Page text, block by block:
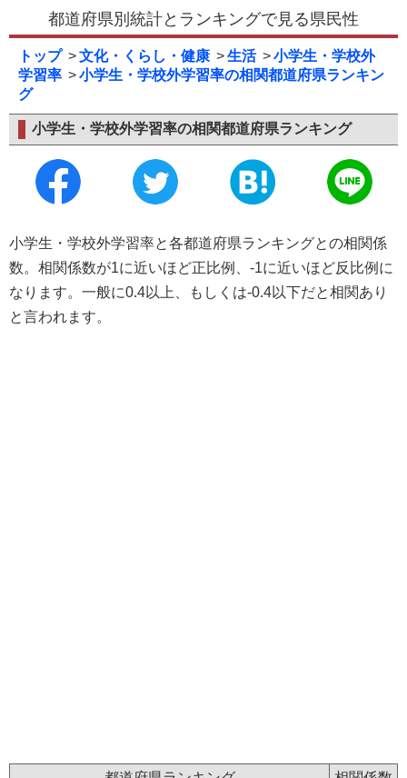
都道府県別統計とランキングで見る県民性
トップ 文化・くらし・健康 生活
小学生・学校外
学習率
小学生・学校外学習率の相関都道府県ランキン
グ
小学生・学校外学習率の相関都道府県ランキング
小学生・学校外学習率と各都道府県ランキングとの相関係
数。相関係数が1に近いほど正比例、-1に近いほど反比例に
なります。一般に0.4以上、もしくは-0.4以下だと相関あり
と言われます。